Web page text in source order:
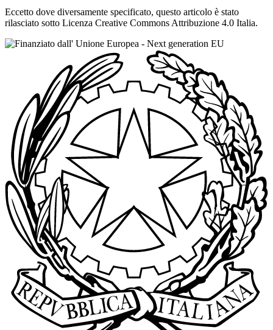
Eccetto dove diversamente specificato, questo articolo è stato
rilasciato sotto Licenza Creative Commons Attribuzione 4.0 Italia.